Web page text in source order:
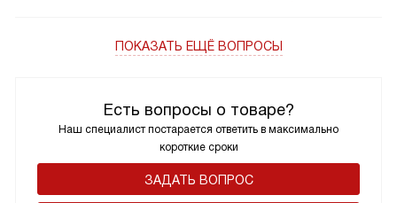
Есть вопросы о товаре?
Наш специалист постарается ответить в максимально
короткие сроки
ЗАДАТЬ ВОПРОС
ПОКАЗАТЬ ЕЩЁ ВОПРОСЫ